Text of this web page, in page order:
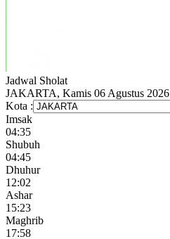
Jadwal Sholat
JAKARTA, Kamis 06 Agustus 2026
Kota :
Imsak
04:35
Shubuh
04:45
Dhuhur
12:02
Ashar
15:23
Maghrib
17:58